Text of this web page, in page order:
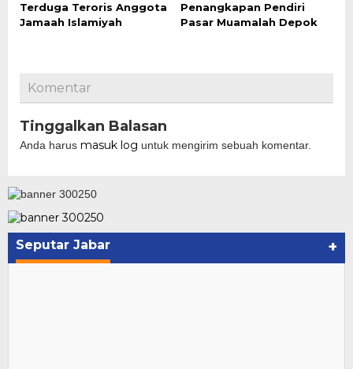
Terduga Teroris Anggota
Jamaah Islamiyah
Penangkapan Pendiri
Pasar Muamalah Depok
Komentar
Tinggalkan Balasan
Anda harus masuk log untuk mengirim sebuah komentar.
Seputar Jabar +